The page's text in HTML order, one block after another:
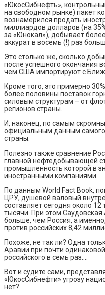
«ЮкосСибнефть»,
на свободном рынке) пакет
вознамерился продать
миллиардов долларов (на
за «Юнокал»), добывает
аккурат в восемь (!) раз
Это столько же, сколько
после успешного окончания
чем США импортируют с
Кроме того, это примерно
более половины поставок
силовым структурам – от
регионов страны.
И, наконец, по самым
официальным данным
страны.
Полезно также сравнение
главной нефтедобывающей
промышленность которой в
иностранными компаниями.
По данным World Fact Book,
ЦРУ, душевой валовый
составляет сегодня около
тысячи. При этом
больше, чем Россия, а
против российских 8,42
Похоже, не так ли? Одна
Аравии при почти
российского в семь раз….
Вот и судите сами,
«ЮкосСибнефти» угрозу
нет?